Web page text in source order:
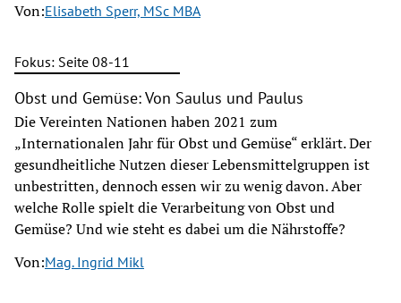
Von:Elisabeth Sperr, MSc MBA
Fokus: Seite 08-11
Obst und Gemüse: Von Saulus und Paulus
Die Vereinten Nationen haben 2021 zum
„Internationalen Jahr für Obst und Gemüse“ erklärt. Der
gesundheitliche Nutzen dieser Lebensmittelgruppen ist
unbestritten, dennoch essen wir zu wenig davon. Aber
welche Rolle spielt die Verarbeitung von Obst und
Gemüse? Und wie steht es dabei um die Nährstoffe?
Von:Mag. Ingrid Mikl